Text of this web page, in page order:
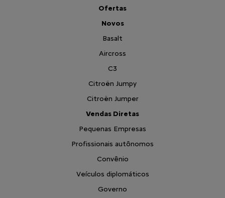
Ofertas
Novos
Basalt
Aircross
C3
Citroën Jumpy
Citroën Jumper
Vendas Diretas
Pequenas Empresas
Profissionais autônomos
Convênio
Veículos diplomáticos
Governo